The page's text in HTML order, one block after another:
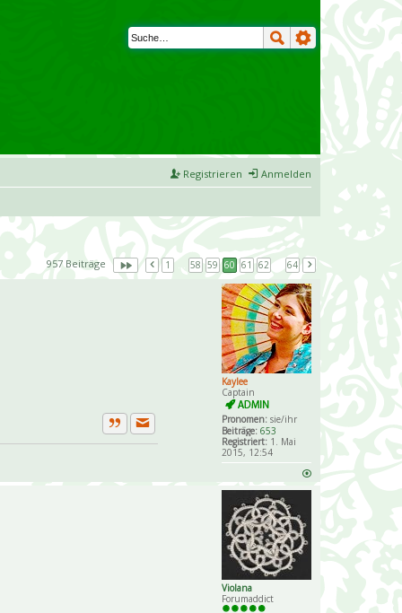
Anmelden
Registrieren
957 Beiträge 1 58 59 60 61 62 64
Kaylee
Captain
Pronomen: sie/ihr
Beiträge: 653
Registriert: 1. Mai
2015, 12:54
ZitatPrivate Nachricht senden
Violana
Forumaddict